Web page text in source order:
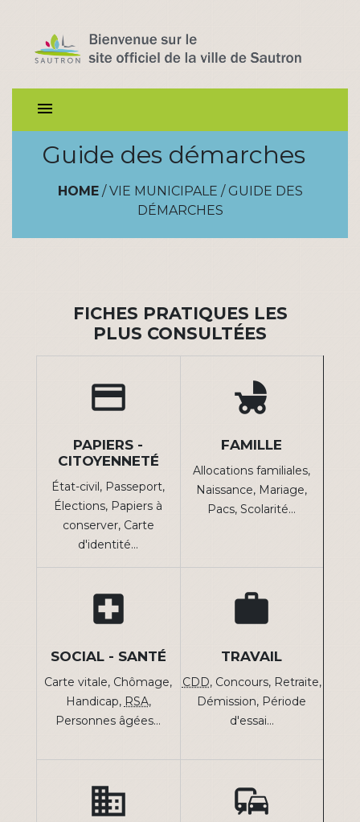
menu
Guide des démarches
HOME/ VIE MUNICIPALE / GUIDE DES
DÉMARCHES
FICHES PRATIQUES LES
PLUS CONSULTÉES
credit_card
PAPIERS -
CITOYENNETÉ
État-civil, Passeport,
Élections, Papiers à
conserver, Carte
d'identité…
child_friendly
FAMILLE
Allocations familiales,
Naissance, Mariage,
Pacs,Scolarité…
local_hospital
SOCIAL - SANTÉ
Carte vitale, Chômage,
Handicap, RSA,
Personnes âgées…
work
TRAVAIL
CDD, Concours, Retraite,
Démission, Période
d'essai…
domain commute